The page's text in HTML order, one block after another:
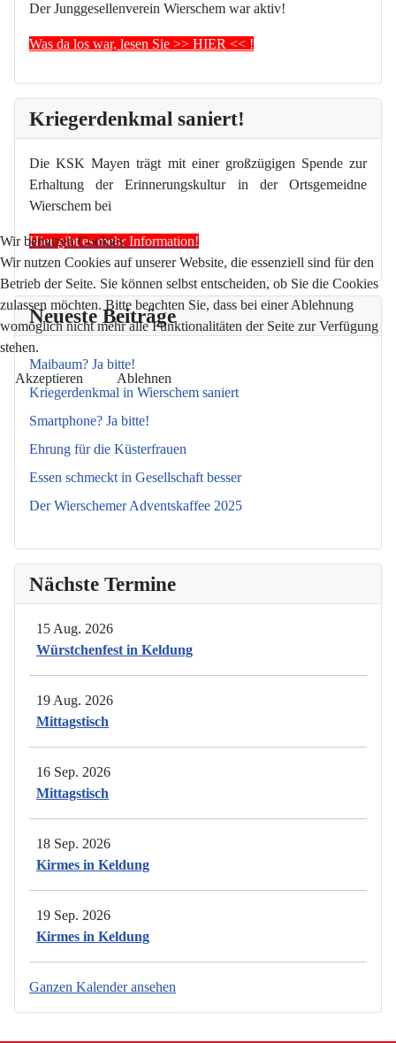
Der Junggesellenverein Wierschem war aktiv!
Was da los war, lesen Sie >> HIER << !
Kriegerdenkmal saniert!
Die KSK Mayen trägt mit einer großzügigen Spende zur
Erhaltung der Erinnerungskultur in der Ortsgemeidne
Wierschem bei
Hier gibt es mehr Information!
Neueste Beiträge
Maibaum? Ja bitte!
Kriegerdenkmal in Wierschem saniert
Smartphone? Ja bitte!
Ehrung für die Küsterfrauen
Essen schmeckt in Gesellschaft besser
Der Wierschemer Adventskaffee 2025
Nächste Termine
15 Aug. 2026
Würstchenfest in Keldung
19 Aug. 2026
Mittagstisch
16 Sep. 2026
Mittagstisch
18 Sep. 2026
Kirmes in Keldung
19 Sep. 2026
Kirmes in Keldung
Ganzen Kalender ansehen
Wir benutzen Cookies
Wir nutzen Cookies auf unserer Website, die essenziell sind für den
Betrieb der Seite. Sie können selbst entscheiden, ob Sie die Cookies
zulassen möchten. Bitte beachten Sie, dass bei einer Ablehnung
womöglich nicht mehr alle Funktionalitäten der Seite zur Verfügung
stehen.
Akzeptieren Ablehnen